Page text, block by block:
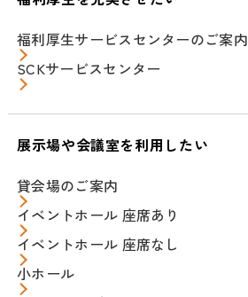
福利厚生サービスセンターのご案内
SCKサービスセンター
展示場や会議室を利用したい
貸会場のご案内
イベントホール 座席あり
イベントホール 座席なし
小ホール